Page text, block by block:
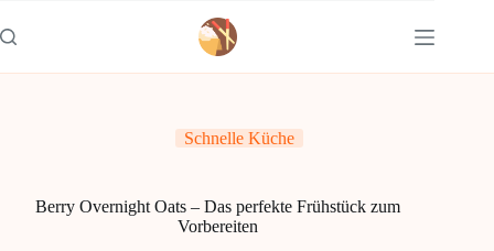
Inhalt
springen
Schnelle Küche
Berry Overnight Oats – Das perfekte Frühstück zum
Vorbereiten